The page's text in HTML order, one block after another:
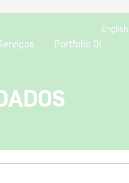
English
Portfolio Oi